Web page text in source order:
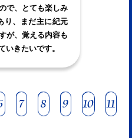
で、とても楽しみ
り、まだ主に紀元
が、覚える内容も
いきたいです。
7 8 9 10 11